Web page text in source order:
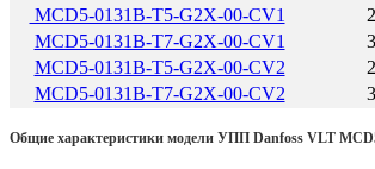
MCD5-0131B-T5-G2X-00-CV1
MCD5-0131B-T7-G2X-00-CV1
MCD5-0131B-T5-G2X-00-CV2
MCD5-0131B-T7-G2X-00-CV2
Общие характеристики модели УПП Danfoss VLT